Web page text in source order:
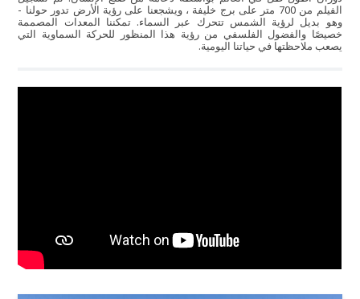
الفيلم من 700 متر على برج خليفة ، ويشجعنا على رؤية الأرض تدور حولنا -
وهو بديل لرؤية الشمس تتحرك عبر السماء. تمكننا المعدات المصممة
خصيصًا والفضول الفلسفي من رؤية هذا المنظور للحركة السماوية التي
يصعب ملاحظتها في حياتنا اليومية.